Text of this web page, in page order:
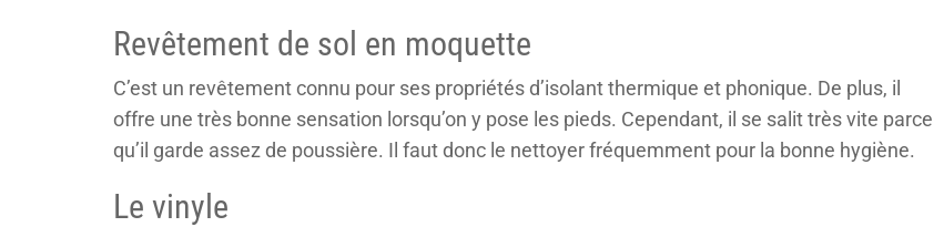
Revêtement de sol en moquette
C’est un revêtement connu pour ses propriétés d’isolant thermique et phonique. De plus, il
offre une très bonne sensation lorsqu’on y pose les pieds. Cependant, il se salit très vite parce
qu’il garde assez de poussière. Il faut donc le nettoyer fréquemment pour la bonne hygiène.
Le vinyle